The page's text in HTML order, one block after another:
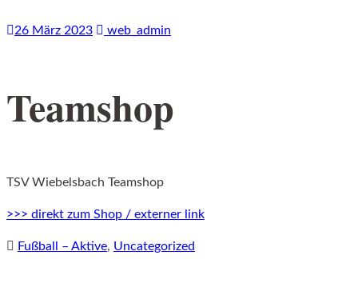
26 März 2023 web_admin
Teamshop
TSV Wiebelsbach Teamshop
>>> direkt zum Shop / externer link
Fußball – Aktive, Uncategorized